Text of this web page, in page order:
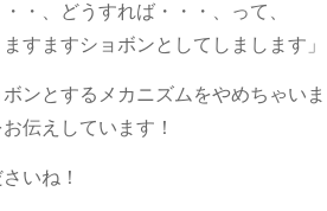
・・、どうすれば・・・、って、
すますショボンとしてしまします」
ンとするメカニズムをやめちゃいま
伝えしています！
いね！